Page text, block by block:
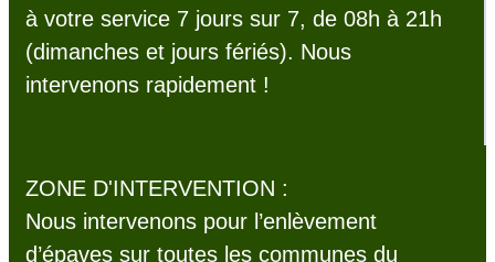
à votre service 7 jours sur 7, de 08h à 21h
(dimanches et jours fériés). Nous
intervenons rapidement !
ZONE D'INTERVENTION :
Nous intervenons pour l’enlèvement
d’épaves sur toutes les communes du